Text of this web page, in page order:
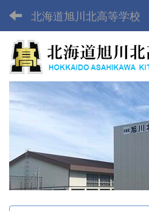
北海道旭川北高等学校